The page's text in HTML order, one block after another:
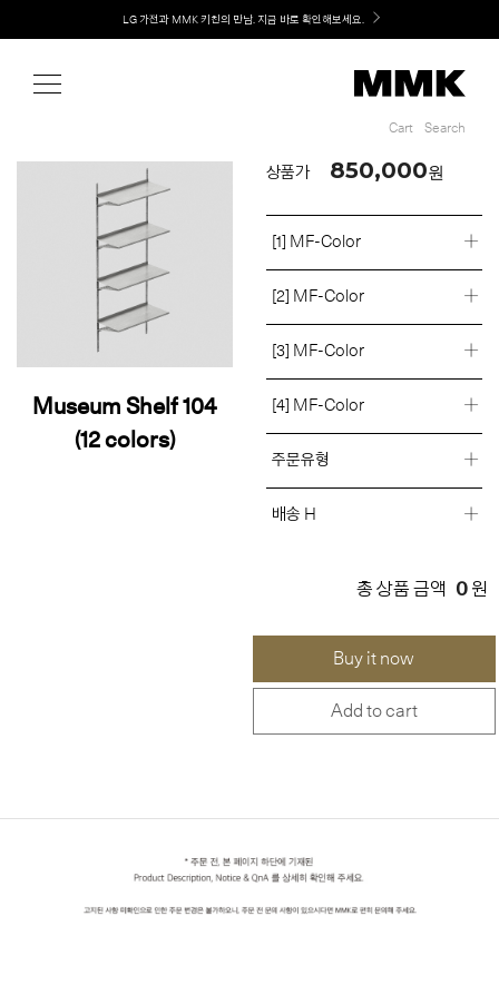
Welcome! 신규 회원가입 시 MMK Shop Coupon (총 60만원) 지급
Cart Search
Museum Shelf 104
(12 colors)
상품가 850,000원
[1] MF-Color
[2] MF-Color
[3] MF-Color
[4] MF-Color
주문유형
배송 H
총 상품 금액 0 원
Buy it now
Add to cart